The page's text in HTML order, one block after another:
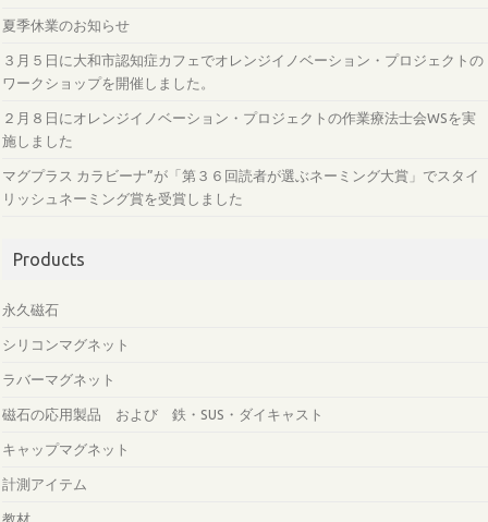
夏季休業のお知らせ
３月５日に大和市認知症カフェでオレンジイノベーション・プロジェクトの
ワークショップを開催しました。
２月８日にオレンジイノベーション・プロジェクトの作業療法士会WSを実
施しました
マグプラス カラビーナ”が「第３６回読者が選ぶネーミング大賞」でスタイ
リッシュネーミング賞を受賞しました
Products
永久磁石
シリコンマグネット
ラバーマグネット
磁石の応用製品 および 鉄・SUS・ダイキャスト
キャップマグネット
計測アイテム